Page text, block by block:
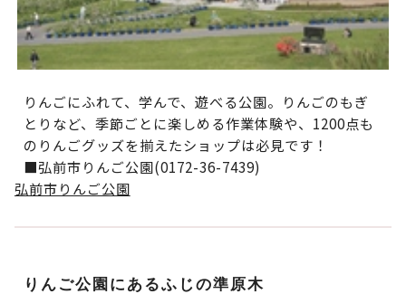
りんごにふれて、学んで、遊べる公園。りんごのもぎ
とりなど、季節ごとに楽しめる作業体験や、1200点も
のりんごグッズを揃えたショップは必見です！
■弘前市りんご公園(0172-36-7439)
弘前市りんご公園
りんご公園にあるふじの準原木